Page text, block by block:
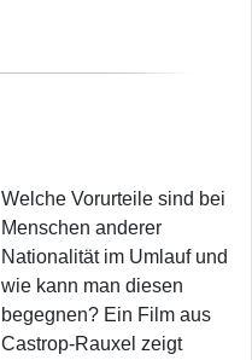
Welche Vorurteile sind bei
Menschen anderer
Nationalität im Umlauf und
wie kann man diesen
begegnen? Ein Film aus
Castrop-Rauxel zeigt